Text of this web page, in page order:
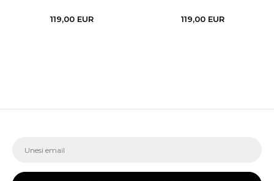
119,00 EUR 119,00 EUR